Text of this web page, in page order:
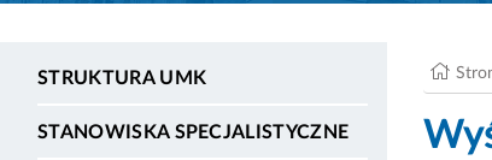
STRUKTURA UMK
STANOWISKA SPECJALISTYCZNE